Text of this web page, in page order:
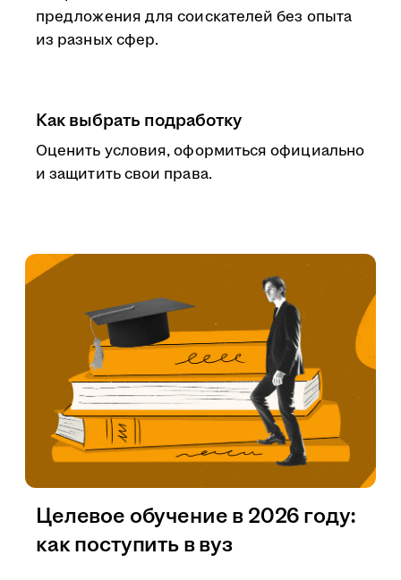
предложения для соискателей без опыта
из разных сфер.
Как выбрать подработку
Оценить условия, оформиться официально
и защитить свои права.
Целевое обучение в 2026 году:
как поступить в вуз